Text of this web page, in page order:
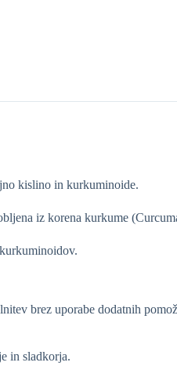
kislino in kurkuminoide.
iz korena kurkume
brez uporabe dodatnih
in sladkorja.